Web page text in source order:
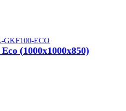
GKF100-ECO
(1000x1000x850)